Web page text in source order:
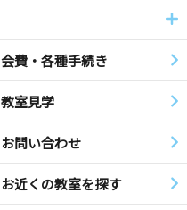
会費・各種手続き
教室見学
お問い合わせ
お近くの教室を探す